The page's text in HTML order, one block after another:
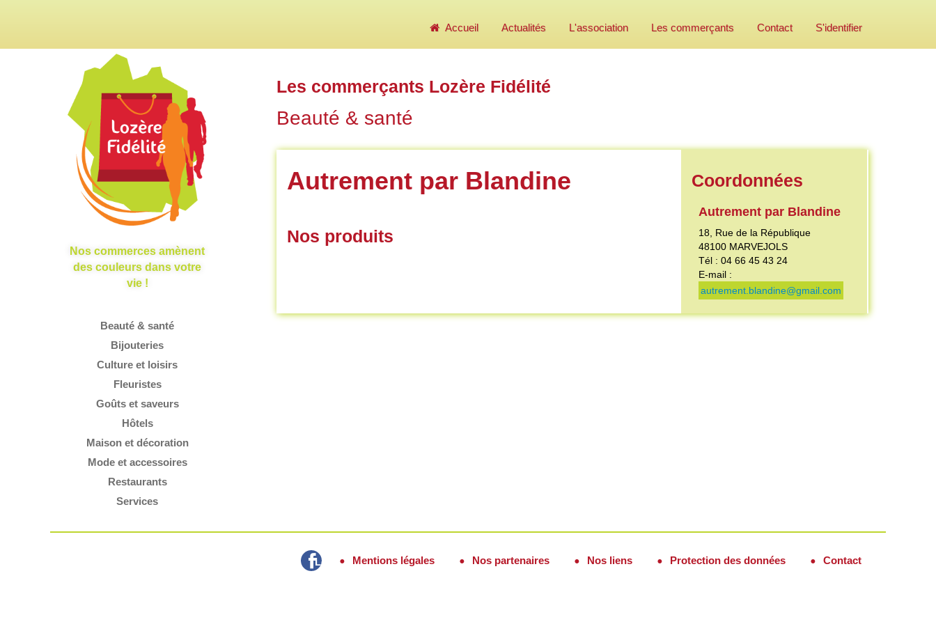
Accueil Actualités L'association Les commerçants Contact S'identifier
Les commerçants Lozère Fidélité
Beauté & santé
Autrement par Blandine
Nos produits
Coordonnées
Autrement par Blandine
18, Rue de la République
48100 MARVEJOLS
Tél : 04 66 45 43 24
E-mail :
autrement.blandine@gmail.com
Nos commerces amènent
des couleurs dans votre
vie !
Beauté & santé
Bijouteries
Culture et loisirs
Fleuristes
Goûts et saveurs
Hôtels
Maison et décoration
Mode et accessoires
Restaurants
Services
Contact
Protection des données
Nos liens
Nos partenaires
Mentions légales
Lozère Fidélité sur Facebook